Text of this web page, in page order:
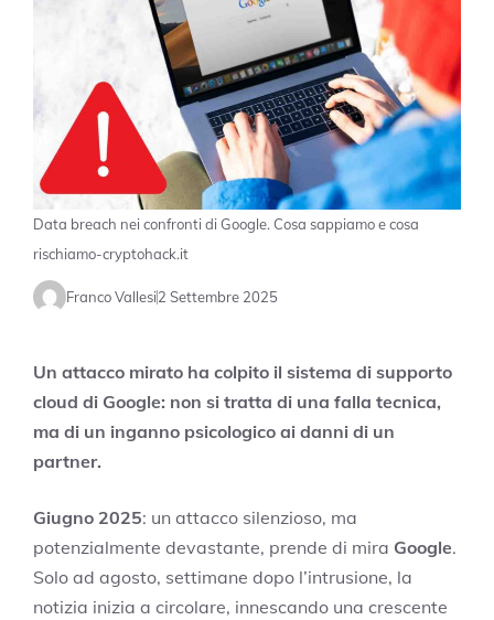
Data breach nei confronti di Google. Cosa sappiamo e cosa
rischiamo-cryptohack.it
Franco Vallesi2 Settembre 2025
Un attacco mirato ha colpito il sistema di supporto
cloud di Google: non si tratta di una falla tecnica,
ma di un inganno psicologico ai danni di un
partner.
Giugno 2025: un attacco silenzioso, ma
potenzialmente devastante, prende di mira Google.
Solo ad agosto, settimane dopo l’intrusione, la
notizia inizia a circolare, innescando una crescente